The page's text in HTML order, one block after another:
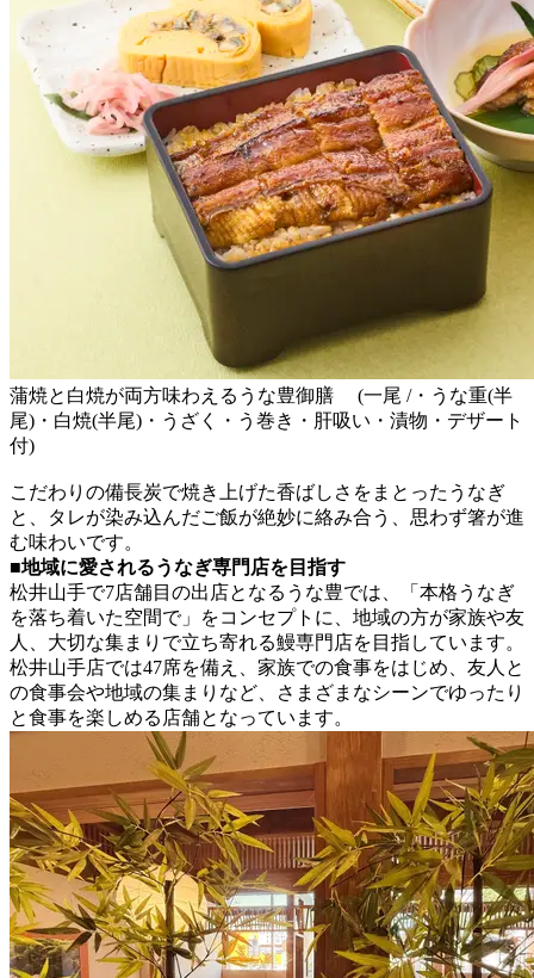
蒲焼と白焼が両方味わえるうな豊御膳 (一尾 /・うな重(半
尾)・白焼(半尾)・うざく・う巻き・肝吸い・漬物・デザート
付)
こだわりの備長炭で焼き上げた香ばしさをまとったうなぎ
と、タレが染み込んだご飯が絶妙に絡み合う、思わず箸が進
む味わいです。
■地域に愛されるうなぎ専門店を目指す
松井山手で7店舗目の出店となるうな豊では、「本格うなぎ
を落ち着いた空間で」をコンセプトに、地域の方が家族や友
人、大切な集まりで立ち寄れる鰻専門店を目指しています。
松井山手店では47席を備え、家族での食事をはじめ、友人と
の食事会や地域の集まりなど、さまざまなシーンでゆったり
と食事を楽しめる店舗となっています。